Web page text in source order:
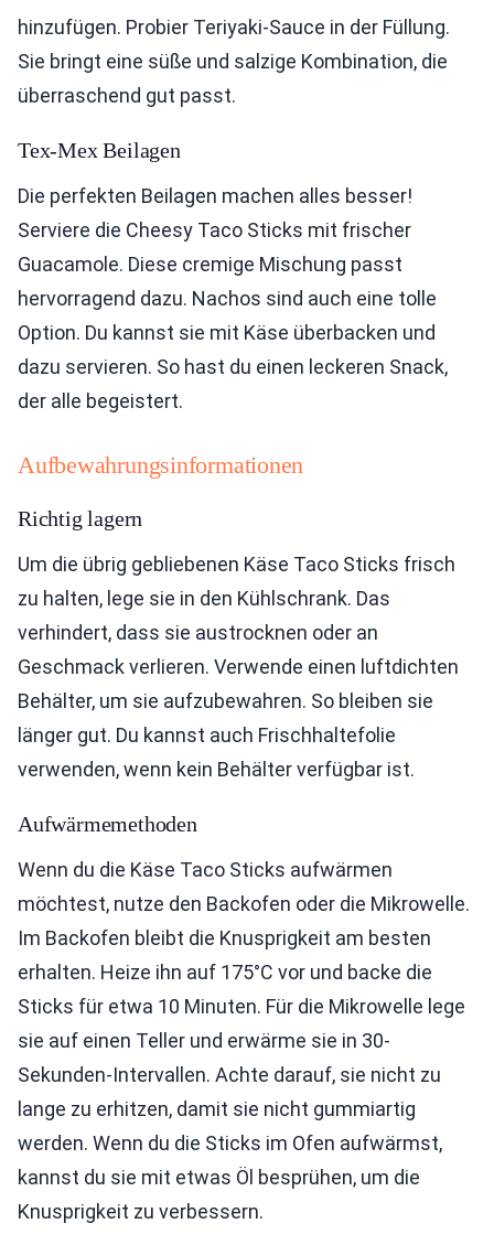
hinzufügen. Probier Teriyaki-Sauce in der Füllung.
Sie bringt eine süße und salzige Kombination, die
überraschend gut passt.
Tex-Mex Beilagen
Die perfekten Beilagen machen alles besser!
Serviere die Cheesy Taco Sticks mit frischer
Guacamole. Diese cremige Mischung passt
hervorragend dazu. Nachos sind auch eine tolle
Option. Du kannst sie mit Käse überbacken und
dazu servieren. So hast du einen leckeren Snack,
der alle begeistert.
Aufbewahrungsinformationen
Richtig lagern
Um die übrig gebliebenen Käse Taco Sticks frisch
zu halten, lege sie in den Kühlschrank. Das
verhindert, dass sie austrocknen oder an
Geschmack verlieren. Verwende einen luftdichten
Behälter, um sie aufzubewahren. So bleiben sie
länger gut. Du kannst auch Frischhaltefolie
verwenden, wenn kein Behälter verfügbar ist.
Aufwärmemethoden
Wenn du die Käse Taco Sticks aufwärmen
möchtest, nutze den Backofen oder die Mikrowelle.
Im Backofen bleibt die Knusprigkeit am besten
erhalten. Heize ihn auf 175°C vor und backe die
Sticks für etwa 10 Minuten. Für die Mikrowelle lege
sie auf einen Teller und erwärme sie in 30-
Sekunden-Intervallen. Achte darauf, sie nicht zu
lange zu erhitzen, damit sie nicht gummiartig
werden. Wenn du die Sticks im Ofen aufwärmst,
kannst du sie mit etwas Öl besprühen, um die
Knusprigkeit zu verbessern.